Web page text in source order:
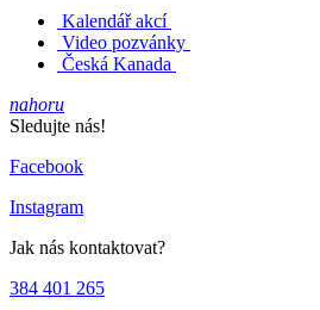
Kalendář akcí
Video pozvánky
Česká Kanada
nahoru
Sledujte nás!
Facebook
Instagram
Jak nás kontaktovat?
384 401 265